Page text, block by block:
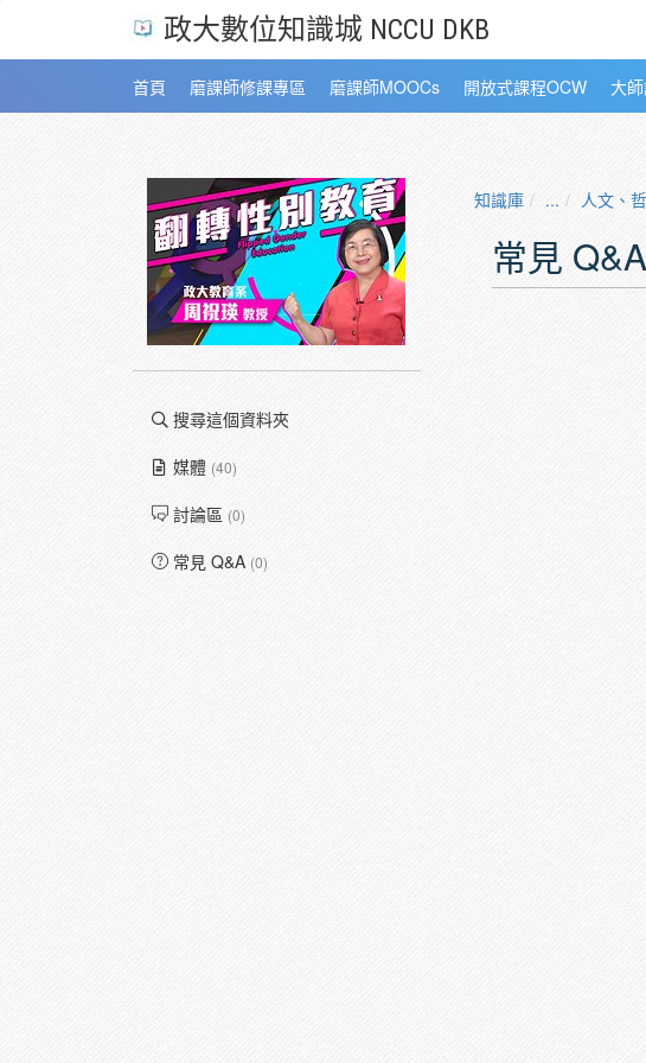
政大數位知識城 NCCU DKB
首頁 磨課師修課專區 磨課師MOOCs 開放式課程OCW 大
搜尋這個資料夾
媒體 (40)
討論區 (0)
常見 Q&A (0)
知識庫 ... 人文、
常見